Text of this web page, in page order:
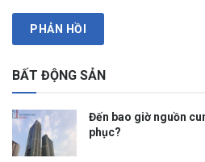
BẤT ĐỘNG SẢN
Đến bao giờ nguồn
phục?